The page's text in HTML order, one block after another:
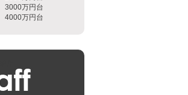
3000万円台
4000万円台